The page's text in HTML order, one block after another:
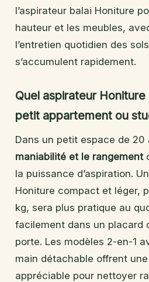
l’aspirateur balai Honiture
hauteur et les meubles,
l’entretien quotidien des
s’accumulent rapidement.
Quel aspirateur
petit appartement ou
Dans un petit espace de 20
maniabilité et le rangement
la puissance d’aspiration.
Honiture compact et léger,
kg, sera plus pratique au
facilement dans un placard
porte. Les modèles 2-en-1
main détachable offrent
appréciable pour nettoyer